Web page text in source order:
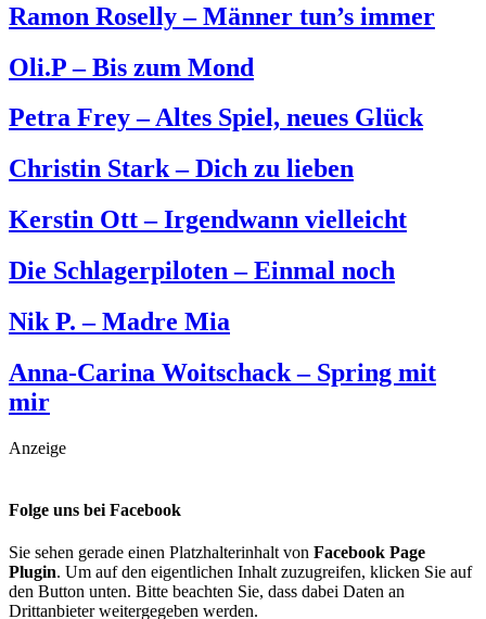
Ramon Roselly – Männer tun’s immer
Oli.P – Bis zum Mond
Petra Frey – Altes Spiel, neues Glück
Christin Stark – Dich zu lieben
Kerstin Ott – Irgendwann vielleicht
Die Schlagerpiloten – Einmal noch
Nik P. – Madre Mia
Anna-Carina Woitschack – Spring mit
mir
Anzeige
Folge uns bei Facebook
Sie sehen gerade einen Platzhalterinhalt von Facebook Page
Plugin. Um auf den eigentlichen Inhalt zuzugreifen, klicken Sie auf
den Button unten. Bitte beachten Sie, dass dabei Daten an
Drittanbieter weitergegeben werden.